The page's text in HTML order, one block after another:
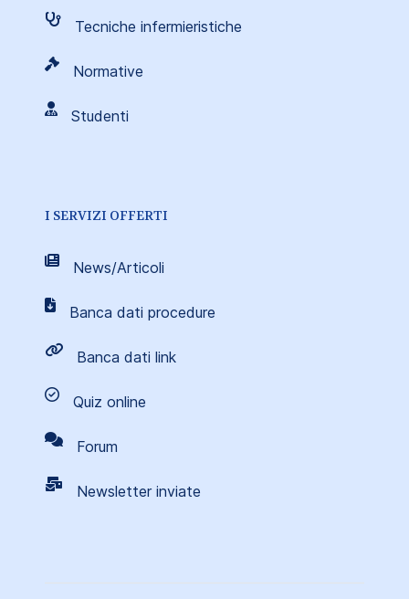
Tecniche infermieristiche
Normative
Studenti
I SERVIZI OFFERTI
News/Articoli
Banca dati procedure
Banca dati link
Quiz online
Forum
Newsletter inviate